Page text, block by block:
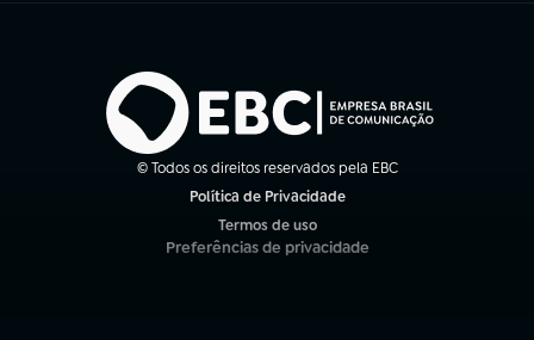
© Todos os direitos reservados pela EBC
Política de Privacidade
Termos de uso
(abre em nova aba)
Preferências de privacidade